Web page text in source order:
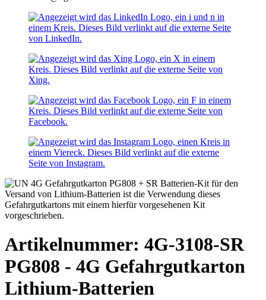
Artikelnummer: 4G-3108-SR
PG808 - 4G Gefahrgutkarton
Lithium-Batterien